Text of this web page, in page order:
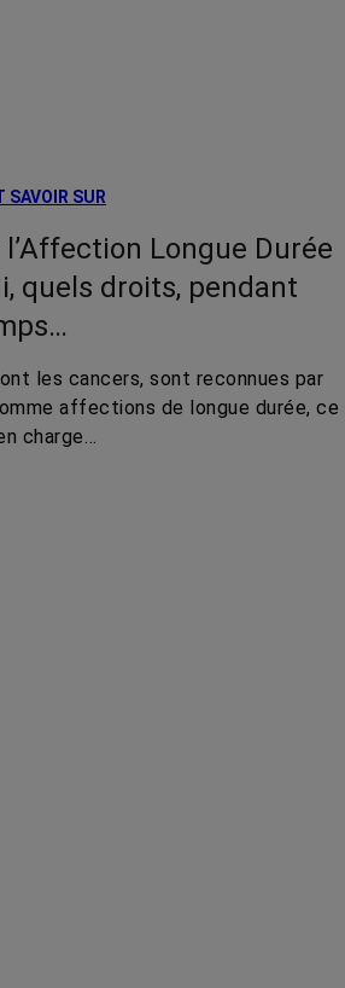
SAVOIR SUR
Longue Durée
quels droits, pendant
les cancers, sont reconnues par
affections de longue durée, ce
charge…